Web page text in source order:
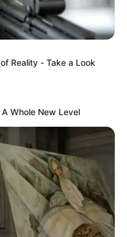
noticias que le
bien informado, por
de Alerta.
Reality - Take a Look
Whole New Level